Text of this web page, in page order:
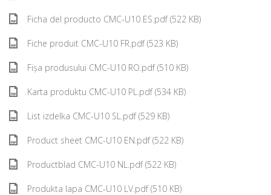
Ficha del producto CMC-U10 ES.pdf (522 KB)
Fiche produit CMC-U10 FR.pdf (523 KB)
Fișa produsului CMC-U10 RO.pdf (510 KB)
Karta produktu CMC-U10 PL.pdf (534 KB)
List izdelka CMC-U10 SL.pdf (529 KB)
Product sheet CMC-U10 EN.pdf (522 KB)
Productblad CMC-U10 NL.pdf (522 KB)
Produkta lapa CMC-U10 LV.pdf (510 KB)